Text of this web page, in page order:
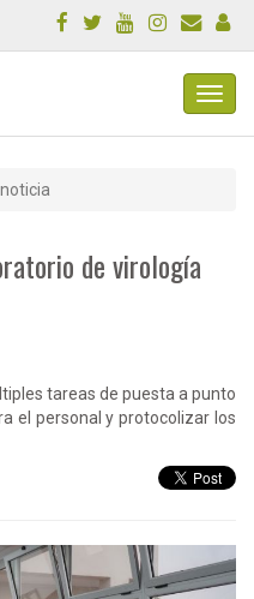
de virología
tareas de puesta a punto
el personal y protocolizar los